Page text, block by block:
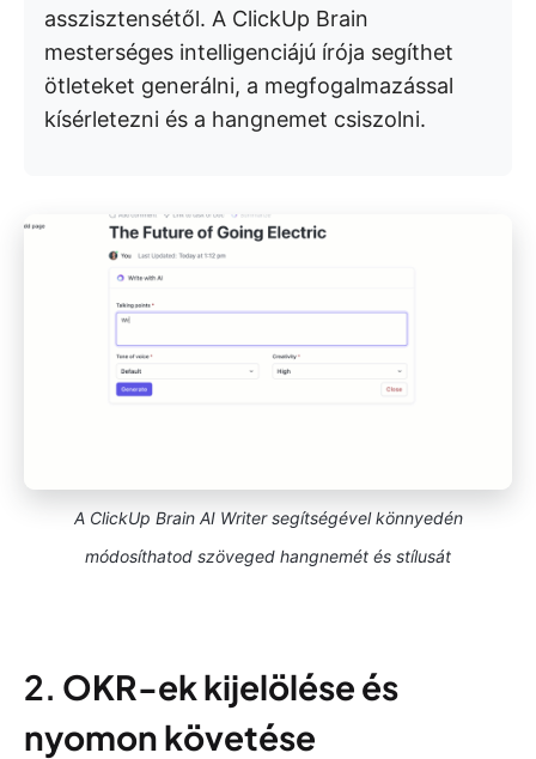
asszisztensétől. A ClickUp Brain
mesterséges intelligenciájú írója segíthet
ötleteket generálni, a megfogalmazással
kísérletezni és a hangnemet csiszolni.
A ClickUp Brain AI Writer segítségével könnyedén
módosíthatod szöveged hangnemét és stílusát
2. OKR-ek kijelölése és
nyomon követése